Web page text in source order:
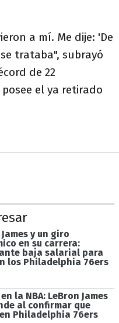
a mí. Me dije: 'De
trataba", subrayó
de 22
el ya retirado
y un giro
en su carrera:
baja salarial para
los Philadelphia 76ers
la NBA: LeBron James
al confirmar que
Philadelphia 76ers